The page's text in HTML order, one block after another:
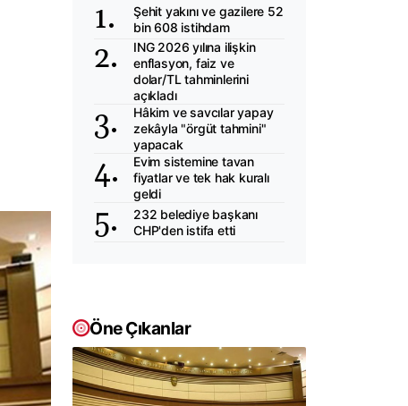
Şehit yakını ve gazilere 52
bin 608 istihdam
ING 2026 yılına ilişkin
enflasyon, faiz ve
dolar/TL tahminlerini
açıkladı
Hâkim ve savcılar yapay
zekâyla "örgüt tahmini"
yapacak
Evim sistemine tavan
fiyatlar ve tek hak kuralı
geldi
232 belediye başkanı
CHP'den istifa etti
Öne Çıkanlar